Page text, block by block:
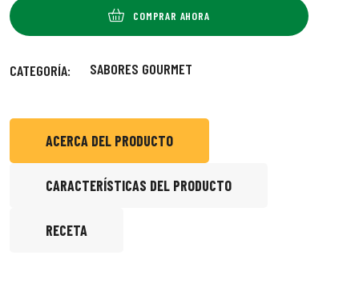
COMPRAR AHORA
CATEGORÍA: SABORES GOURMET
ACERCA DEL PRODUCTO
CARACTERÍSTICAS DEL PRODUCTO
RECETA